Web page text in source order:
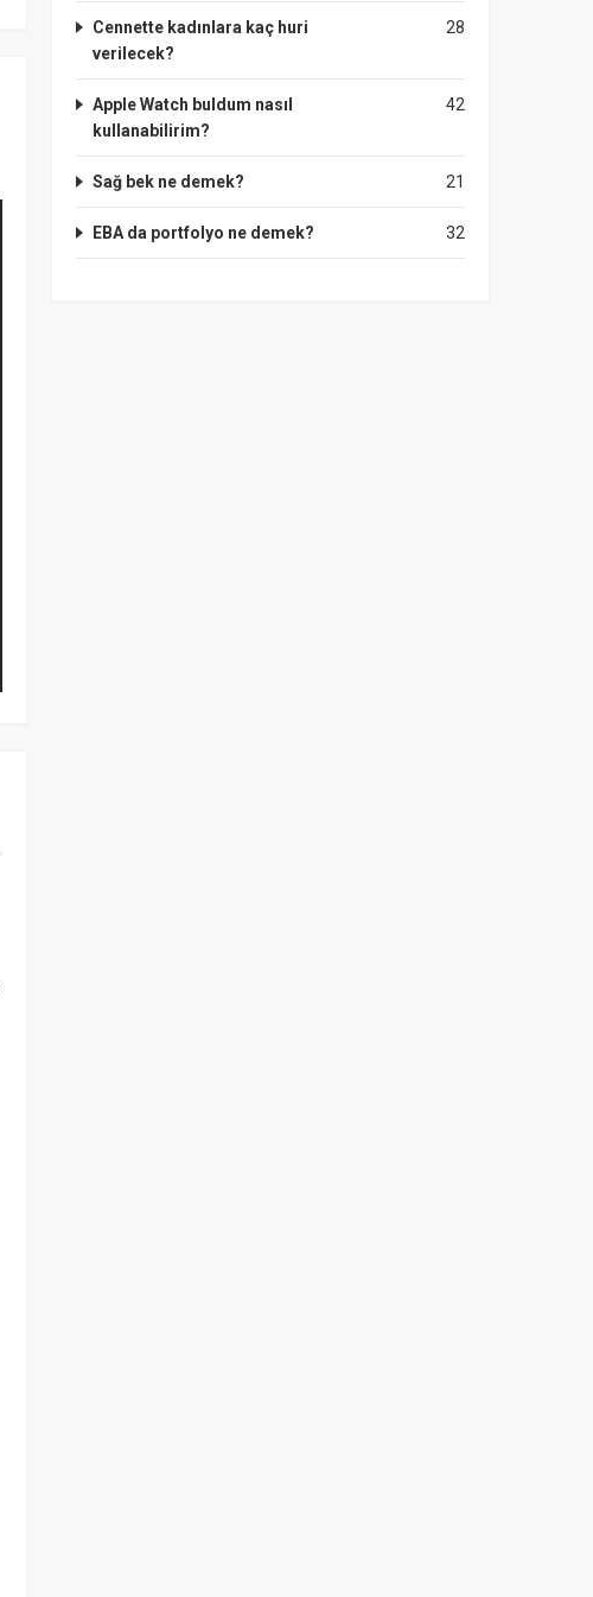
28
Cennette kadınlara kaç huri
verilecek?
42
Apple Watch buldum nasıl
kullanabilirim?
21
Sağ bek ne demek?
32
EBA da portfolyo ne demek?